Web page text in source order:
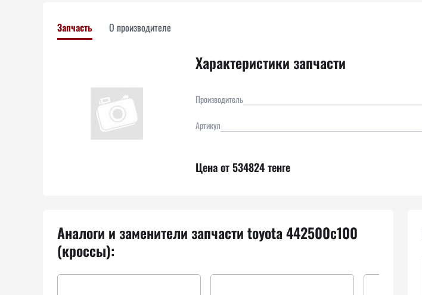
Запчасть О производителе
Характеристики запчасти
Производитель
Артикул
Цена от 534824 тенге
Аналоги и заменители запчасти toyota 442500c100
(кроссы):